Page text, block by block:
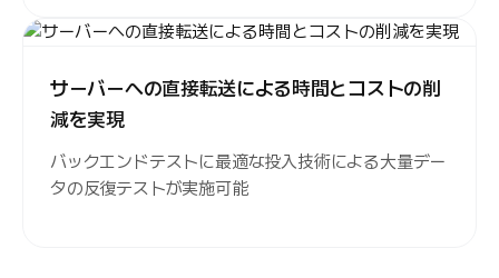
サーバーへの直接転送による時間とコストの削
減を実現
バックエンドテストに最適な投入技術による大量デー
タの反復テストが実施可能